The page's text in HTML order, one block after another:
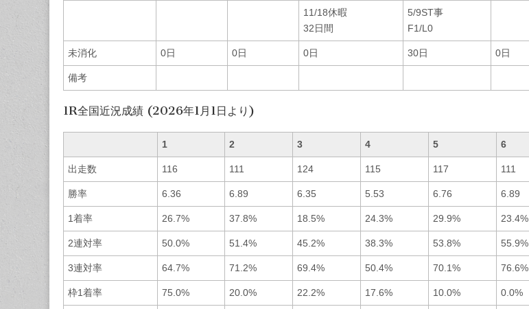
11/18休暇
32日間
5/9ST事
F1/L0
未消化 0日 0日 0日 30日 0日
備考
1R全国近況成績 (2026年1月1日より)
1 2 3 4 5 6
出走数 116 111 124 115 117 111
勝率 6.36 6.89 6.35 5.53 6.76 6.89
1着率 26.7% 37.8% 18.5% 24.3% 29.9% 23.4%
2連対率 50.0% 51.4% 45.2% 38.3% 53.8% 55.9%
3連対率 64.7% 71.2% 69.4% 50.4% 70.1% 76.6%
枠1着率 75.0% 20.0% 22.2% 17.6% 10.0% 0.0%